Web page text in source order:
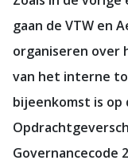
gaan de VTW en
organiseren over
van het interne
bijeenkomst is op
Governancecode